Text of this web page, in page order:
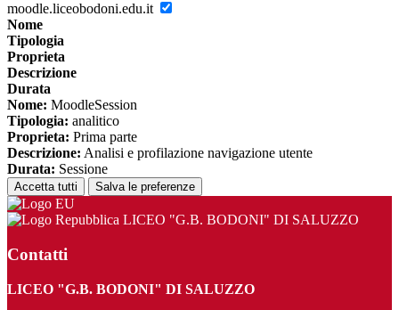
moodle.liceobodoni.edu.it
Nome
Tipologia
Proprieta
Descrizione
Durata
Nome: MoodleSession
Tipologia: analitico
Proprieta: Prima parte
Descrizione: Analisi e profilazione navigazione utente
Durata: Sessione
Accetta tutti Salva le preferenze
LICEO "G.B. BODONI" DI SALUZZO
Contatti
LICEO "G.B. BODONI" DI SALUZZO